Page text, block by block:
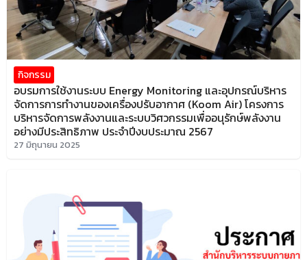
กิจกรรม
อบรมการใช้งานระบบ Energy Monitoring และอุปกรณ์บริหาร
จัดการการทำงานของเครื่องปรับอากาศ (Koom Air) โครงการ
บริหารจัดการพลังงานและระบบวิศวกรรมเพื่ออนุรักษ์พลังงาน
อย่างมีประสิทธิภาพ ประจำปีงบประมาณ 2567
27 มิถุนายน 2025